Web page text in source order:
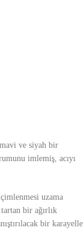
mavi ve siyah bir
imlemiş, acıyı
uzama
bir ağırlık
bir karayelle